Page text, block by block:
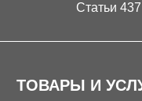
Статьи
ТОВАРЫ И